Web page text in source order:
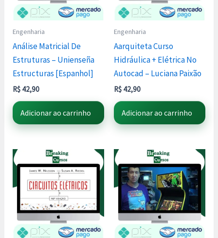
Engenharia
Análise Matricial De
Estruturas – Unienseña
Estructuras [Espanhol]
R$ 42,90
Adicionar ao carrinho
Engenharia
Aarquiteta Curso
Hidráulica + Elétrica No
Autocad – Luciana Paixão
R$ 42,90
Adicionar ao carrinho